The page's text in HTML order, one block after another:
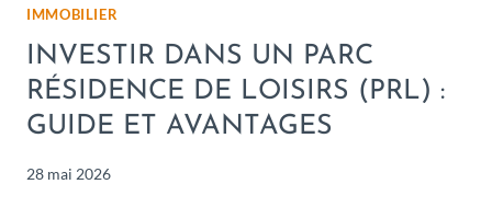
IMMOBILIER
INVESTIR DANS UN PARC
RÉSIDENCE DE LOISIRS (PRL) :
GUIDE ET AVANTAGES
28 mai 2026